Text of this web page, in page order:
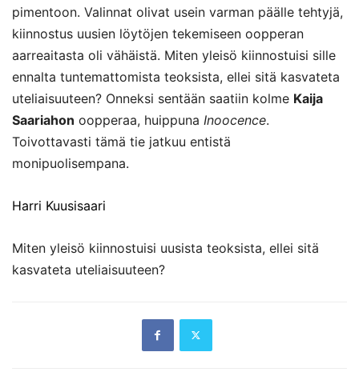
pimentoon. Valinnat olivat usein varman päälle tehtyjä,
kiinnostus uusien löytöjen tekemiseen oopperan
aarreaitasta oli vähäistä. Miten yleisö kiinnostuisi sille
ennalta tuntemattomista teoksista, ellei sitä kasvateta
uteliaisuuteen? Onneksi sentään saatiin kolme Kaija
Saariahon oopperaa, huippuna Inoocence.
Toivottavasti tämä tie jatkuu entistä
monipuolisempana.
Harri Kuusisaari
Miten yleisö kiinnostuisi uusista teoksista, ellei sitä
kasvateta uteliaisuuteen?